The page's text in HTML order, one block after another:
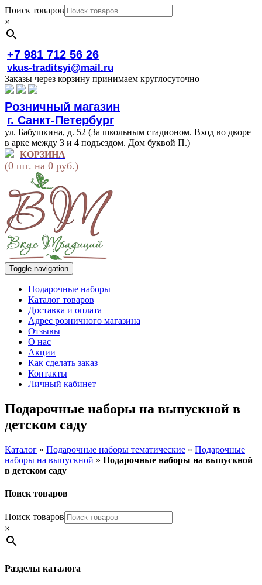
Поиск товаров
×
+7 981 712 56 26
vkus-traditsyi@mail.ru
Заказы через корзину принимаем круглосуточно
Розничный магазин
г. Санкт-Петербург
ул. Бабушкина, д. 52 (За школьным стадионом. Вход во дворе
в арке между 3 и 4 подъездом. Дом буквой П.)
КОРЗИНА
(0 шт. на 0 руб.)
Toggle navigation
Подарочные наборы
Каталог товаров
Доставка и оплата
Адрес розничного магазина
Отзывы
О нас
Акции
Как сделать заказ
Контакты
Личный кабинет
Подарочные наборы на выпускной в
детском саду
Каталог » Подарочные наборы тематические » Подарочные
наборы на выпускной » Подарочные наборы на выпускной
в детском саду
Поиск товаров
Поиск товаров
×
Разделы каталога